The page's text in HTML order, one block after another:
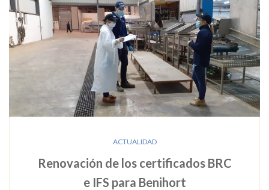
ACTUALIDAD
Renovación de los certificados BRC
e IFS para Benihort